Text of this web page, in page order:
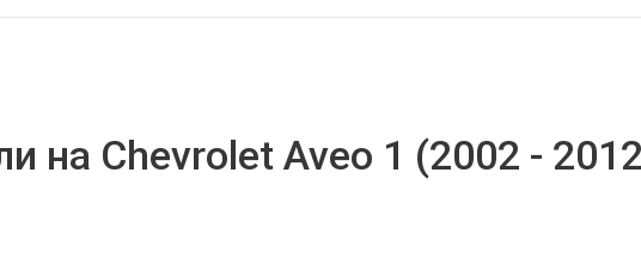
на Chevrolet Aveo 1 (2002 -